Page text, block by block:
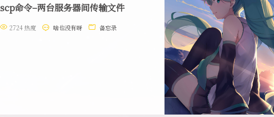
scp命令–两台服务器间传输文件
2724 热度 啥也没有呀 备忘录